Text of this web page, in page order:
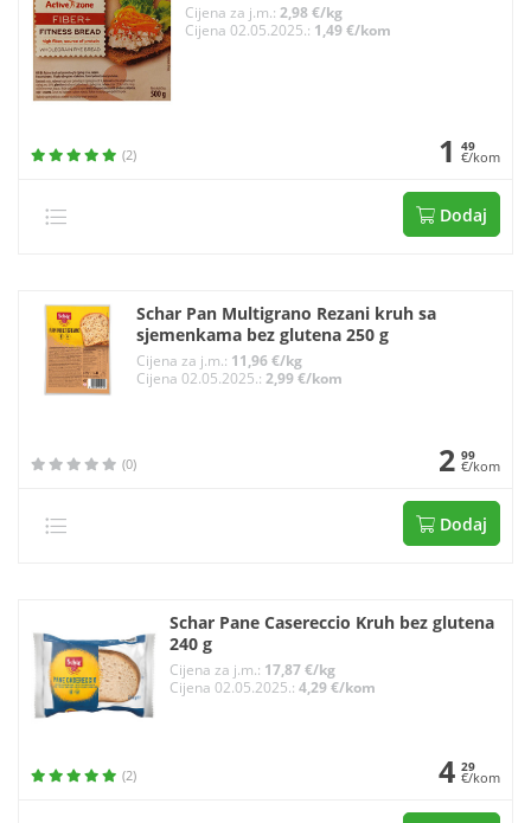
Cijena za j.m.: 2,98 €/kg
Cijena 02.05.2025.: 1,49 €/kom
(2) 1 49
€/kom
Dodaj
Schar Pan Multigrano Rezani kruh sa
sjemenkama bez glutena 250 g
Cijena za j.m.: 11,96 €/kg
Cijena 02.05.2025.: 2,99 €/kom
(0) 2 99
€/kom
Dodaj
Schar Pane Casereccio Kruh bez glutena
240 g
Cijena za j.m.: 17,87 €/kg
Cijena 02.05.2025.: 4,29 €/kom
(2) 4 29
€/kom